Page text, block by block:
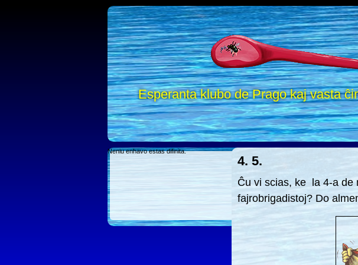
Esperanta klubo de Prago kaj vasta
Neniu enhavo estas difinita.
4. 5.
Ĉu vi scias, ke la 4-a de
fajrobrigadistoj? Do